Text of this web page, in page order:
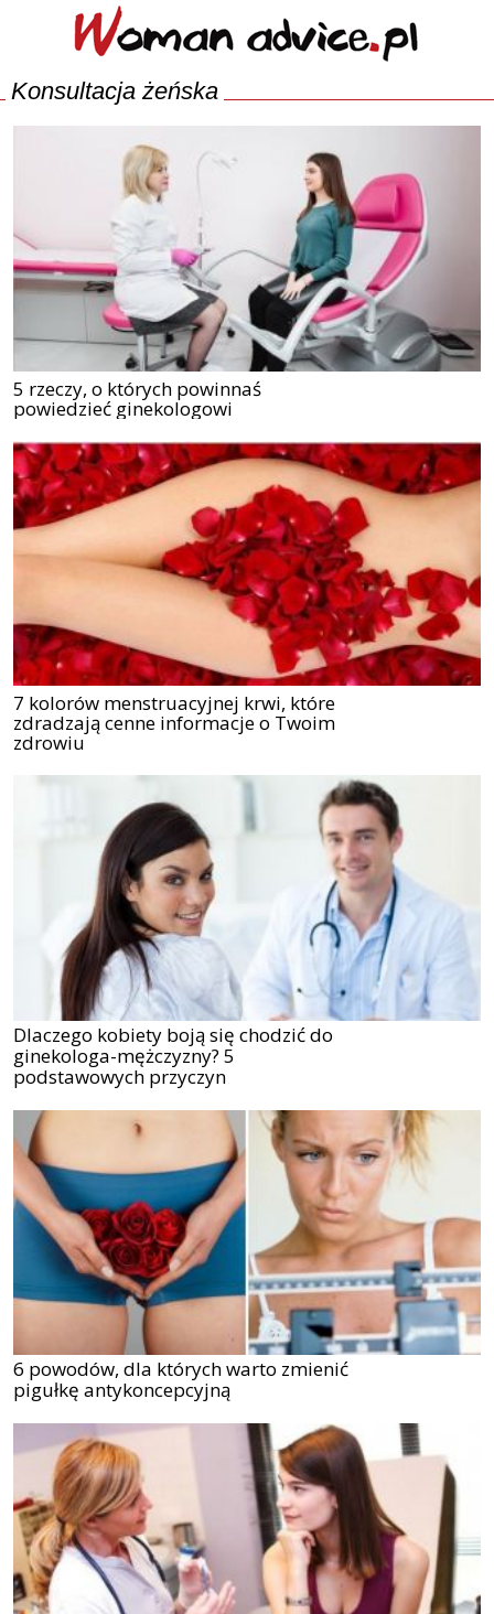
Konsultacja żeńska
5 rzeczy, o których powinnaś
powiedzieć ginekologowi
7 kolorów menstruacyjnej krwi, które
zdradzają cenne informacje o Twoim
zdrowiu
Dlaczego kobiety boją się chodzić do
ginekologa-mężczyzny? 5
podstawowych przyczyn
6 powodów, dla których warto zmienić
pigułkę antykoncepcyjną